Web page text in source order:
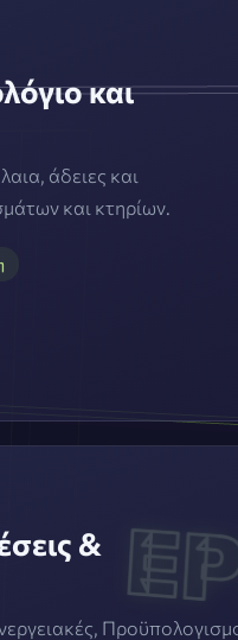
και
άδειες και
και κτηρίων.
&